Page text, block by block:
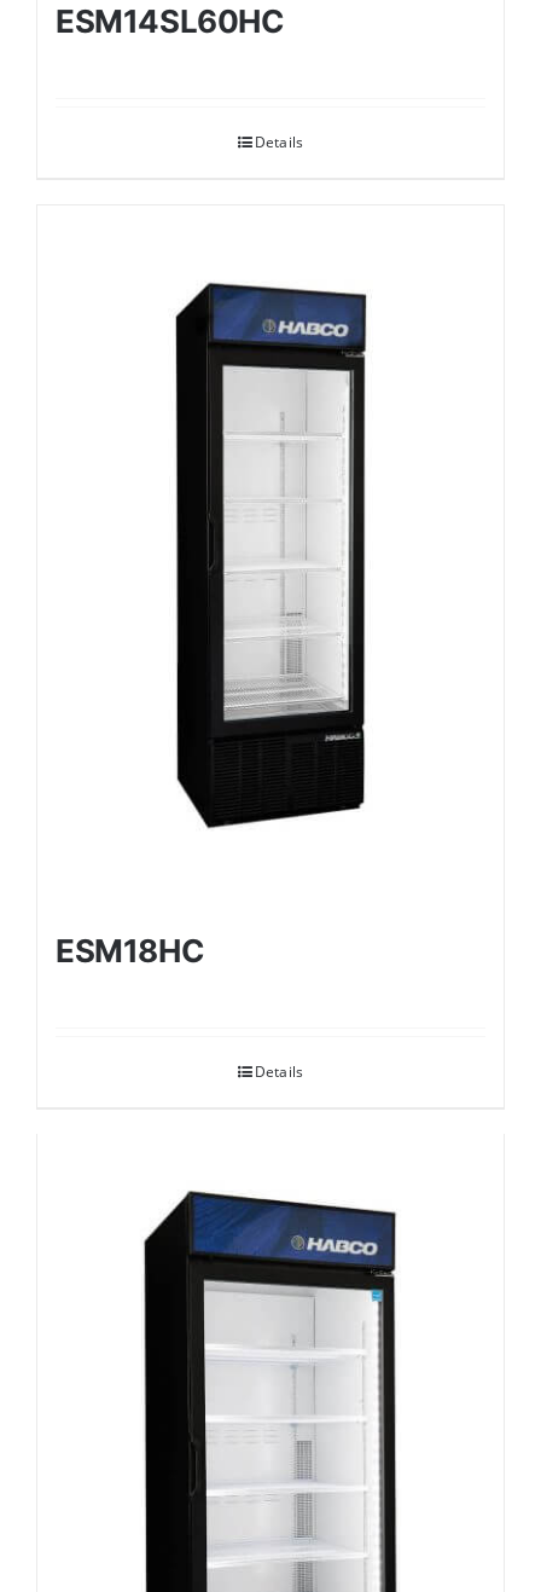
ESM14SL60HC
Details
ESM18HC
Details